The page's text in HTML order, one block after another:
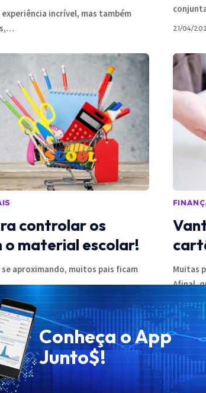
experiência incrível, mas também
… 21/04/
controlar os
o material escolar!
se aproximando, muitos pais ficam
Muitas
Afinal,
05/09/
Política de Privacidade Política de
Conheça o App
Junto$!